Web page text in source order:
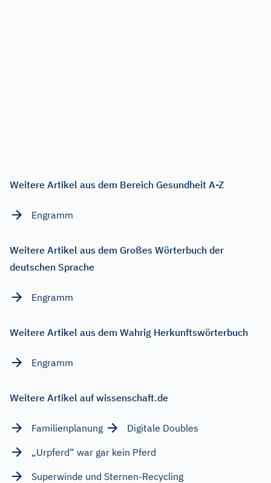
Weitere Artikel aus dem Bereich Gesundheit A-Z
Engramm
Weitere Artikel aus dem Großes Wörterbuch der
deutschen Sprache
Engramm
Weitere Artikel aus dem Wahrig Herkunftswörterbuch
Engramm
Weitere Artikel auf wissenschaft.de
Familienplanung
Digitale Doubles
„Urpferd“ war gar kein Pferd
Superwinde und Sternen-Recycling